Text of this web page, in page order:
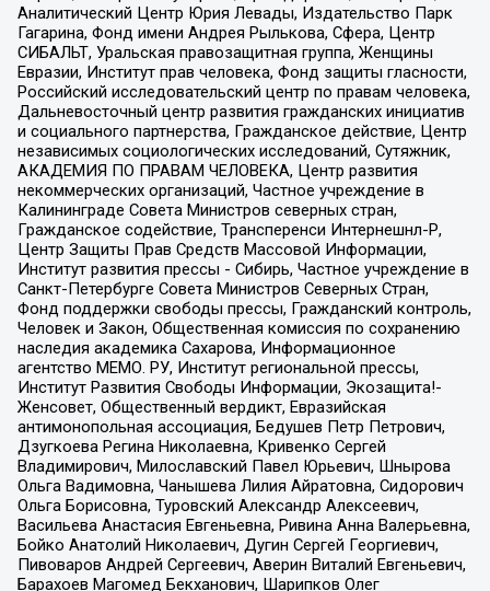
Аналитический Центр Юрия Левады, Издательство Парк
Гагарина, Фонд имени Андрея Рылькова, Сфера, Центр
СИБАЛЬТ, Уральская правозащитная группа, Женщины
Евразии, Институт прав человека, Фонд защиты гласности,
Российский исследовательский центр по правам человека,
Дальневосточный центр развития гражданских инициатив
и социального партнерства, Гражданское действие, Центр
независимых социологических исследований, Сутяжник,
АКАДЕМИЯ ПО ПРАВАМ ЧЕЛОВЕКА, Центр развития
некоммерческих организаций, Частное учреждение в
Калининграде Совета Министров северных стран,
Гражданское содействие, Трансперенси Интернешнл-Р,
Центр Защиты Прав Средств Массовой Информации,
Институт развития прессы - Сибирь, Частное учреждение в
Санкт-Петербурге Совета Министров Северных Стран,
Фонд поддержки свободы прессы, Гражданский контроль,
Человек и Закон, Общественная комиссия по сохранению
наследия академика Сахарова, Информационное
агентство МЕМО. РУ, Институт региональной прессы,
Институт Развития Свободы Информации, Экозащита!-
Женсовет, Общественный вердикт, Евразийская
антимонопольная ассоциация, Бедушев Петр Петрович,
Дзугкоева Регина Николаевна, Кривенко Сергей
Владимирович, Милославский Павел Юрьевич, Шнырова
Ольга Вадимовна, Чанышева Лилия Айратовна, Сидорович
Ольга Борисовна, Туровский Александр Алексеевич,
Васильева Анастасия Евгеньевна, Ривина Анна Валерьевна,
Бойко Анатолий Николаевич, Дугин Сергей Георгиевич,
Пивоваров Андрей Сергеевич, Аверин Виталий Евгеньевич,
Барахоев Магомед Бекханович, Шарипков Олег